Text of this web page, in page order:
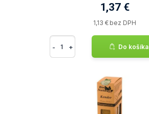
1,37 €
1,13 € bez DPH
- + Do košíka